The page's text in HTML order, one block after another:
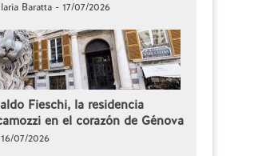
Baratta - 17/07/2026
Fieschi, la residencia
en el corazón de Génova
07/2026